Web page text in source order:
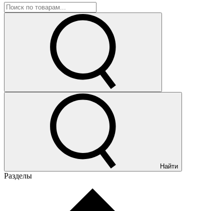
Найти
Разделы